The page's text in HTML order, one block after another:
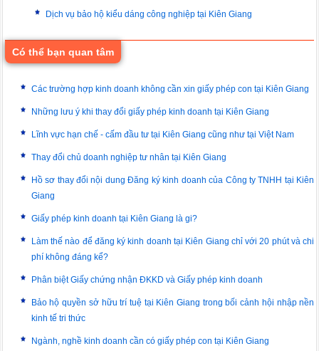
Dịch vụ bảo hộ kiểu dáng công nghiệp tại Kiên Giang
Có thể bạn quan tâm
Các trường hợp kinh doanh không cần xin giấy phép con tại Kiên Giang
Những lưu ý khi thay đổi giấy phép kinh doanh tại Kiên Giang
Lĩnh vực hạn chế - cấm đầu tư tại Kiên Giang cũng như tại Việt Nam
Thay đổi chủ doanh nghiệp tư nhân tại Kiên Giang
Hồ sơ thay đổi nội dung Đăng ký kinh doanh của Công ty TNHH tại Kiên
Giang
Giấy phép kinh doanh tại Kiên Giang là gi?
Làm thế nào để đăng ký kinh doanh tại Kiên Giang chỉ với 20 phút và chi
phí không đáng kể?
Phân biệt Giấy chứng nhận ĐKKD và Giấy phép kinh doanh
Bảo hộ quyền sở hữu trí tuệ tại Kiên Giang trong bối cảnh hội nhập nền
kinh tế tri thức
Ngành, nghề kinh doanh cần có giấy phép con tại Kiên Giang